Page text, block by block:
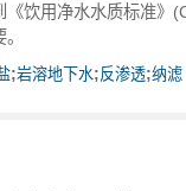
《饮用净水水质标准》
;岩溶地下水;反渗透;纳滤